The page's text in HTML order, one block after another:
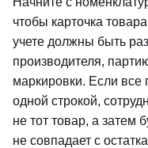
чтобы карточка
учете должны быть
производителя,
маркировки. Если все
одной строкой,
не тот товар, а затем
не совпадает с